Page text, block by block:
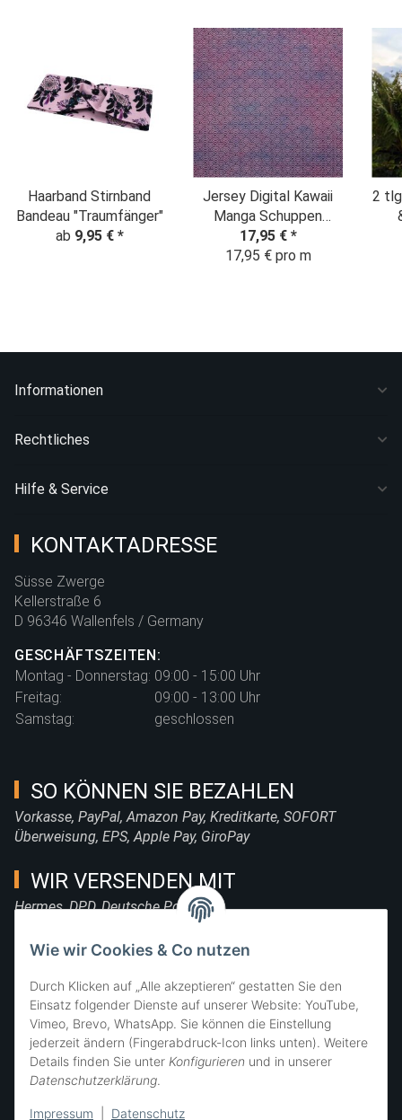
Wie wir Cookies & Co nutzen
Durch Klicken auf „Alle akzeptieren“ gestatten Sie den
Einsatz folgender Dienste auf unserer Website: YouTube,
Vimeo, Brevo, WhatsApp. Sie können die Einstellung
jederzeit ändern (Fingerabdruck-Icon links unten). Weitere
Details finden Sie unter Konfigurieren und in unserer
Datenschutzerklärung.
Impressum Datenschutz
Haarband Stirnband
Bandeau "Traumfänger"
ab 9,95 € *
Jersey Digital Kawaii
Manga Schuppen
Wellen flieder
17,95 € *
17,95 € pro m
2
Informationen
Rechtliches
Hilfe & Service
KONTAKTADRESSE
Süsse Zwerge
Kellerstraße 6
D 96346 Wallenfels / Germany
GESCHÄFTSZEITEN:
Montag - Donnerstag: 09:00 - 15:00 Uhr
Freitag:
09:00 - 13:00 Uhr
Samstag:
geschlossen
SO KÖNNEN SIE BEZAHLEN
Vorkasse, PayPal, Amazon Pay, Kreditkarte, SOFORT
Überweisung, EPS, Apple Pay, GiroPay
WIR VERSENDEN MIT
Hermes, DPD, Deutsche Post, DHL
FOLGE UNS
SIE ERREICHEN UNS